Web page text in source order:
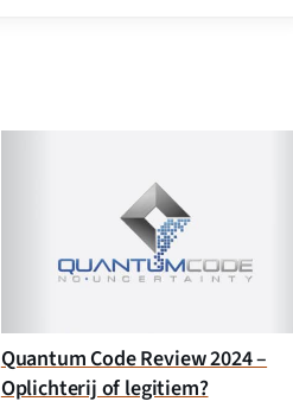
Quantum Code Review 2024 –
Oplichterij of legitiem?